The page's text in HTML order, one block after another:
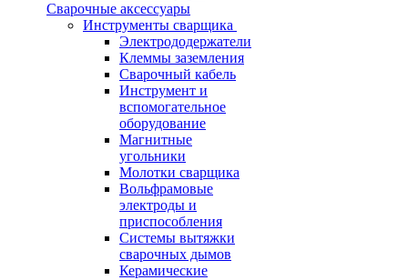
Сварочные аксессуары
Инструменты сварщика
Электрододержатели
Клеммы заземления
Сварочный кабель
Инструмент и
вспомогательное
оборудование
Магнитные
угольники
Молотки сварщика
Вольфрамовые
электроды и
приспособления
Системы вытяжки
сварочных дымов
Керамические